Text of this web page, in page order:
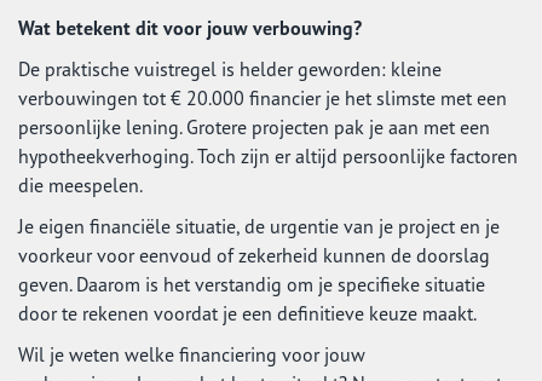
Wat betekent dit voor jouw verbouwing?
De praktische vuistregel is helder geworden: kleine
verbouwingen tot € 20.000 financier je het slimste met een
persoonlijke lening. Grotere projecten pak je aan met een
hypotheekverhoging. Toch zijn er altijd persoonlijke factoren
die meespelen.
Je eigen financiële situatie, de urgentie van je project en je
voorkeur voor eenvoud of zekerheid kunnen de doorslag
geven. Daarom is het verstandig om je specifieke situatie
door te rekenen voordat je een definitieve keuze maakt.
Wil je weten welke financiering voor jouw